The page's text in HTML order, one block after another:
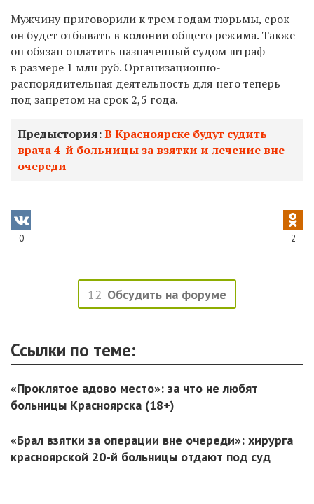
Мужчину приговорили к трем годам тюрьмы, срок
он будет отбывать в колонии общего режима. Также
он обязан оплатить назначенный судом штраф
в размере 1 млн руб. Организационно-
распорядительная деятельность для него теперь
под запретом на срок 2,5 года.
Предыстория:В Красноярске будут судить
врача 4-й больницы за взятки и лечение вне
очереди
0 2
12 Обсудить на форуме
Ссылки по теме:
«Проклятое адово место»: за что не любят
больницы Красноярска (18+)
«Брал взятки за операции вне очереди»: хирурга
красноярской 20-й больницы отдают под суд